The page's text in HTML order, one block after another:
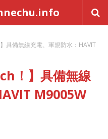
具備無線充電、軍規防水：HAVIT
！】具備無線
M9005W